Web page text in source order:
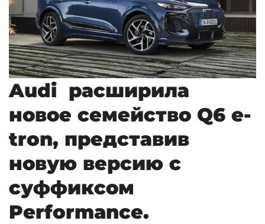
Audi расширила
новое семейство Q6 e-
tron, представив
новую версию с
суффиксом
Performance.